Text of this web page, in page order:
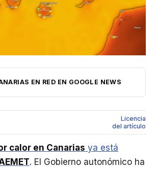
EN RED EN GOOGLE NEWS
Licencia
del artículo
calor en Canarias ya está
. El Gobierno autonómico ha